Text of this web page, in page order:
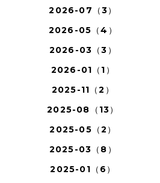
2026-07（3）
2026-05（4）
2026-03（3）
2026-01（1）
2025-11（2）
2025-08（13）
2025-05（2）
2025-03（8）
2025-01（6）